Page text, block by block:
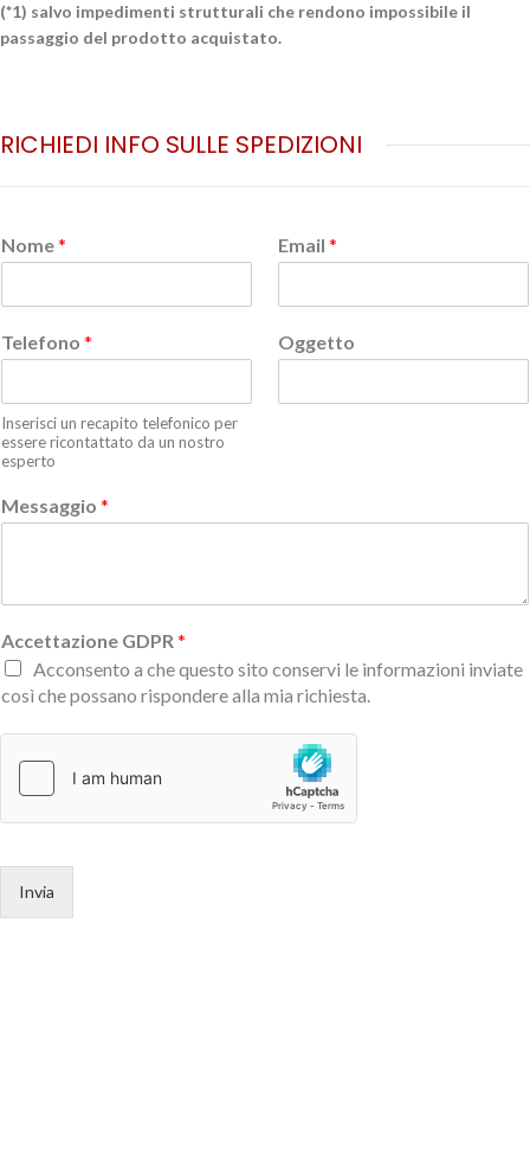
(*1) salvo impedimenti strutturali che rendono impossibile il
passaggio del prodotto acquistato.
RICHIEDI INFO SULLE SPEDIZIONI
Nome* Email *
Telefono *
Inserisci un recapito telefonico per
essere ricontattato da un nostro
esperto
Oggetto
Messaggio *
Accettazione GDPR *
Acconsento a che questo sito conservi le informazioni inviate
così che possano rispondere alla mia richiesta.
Invia